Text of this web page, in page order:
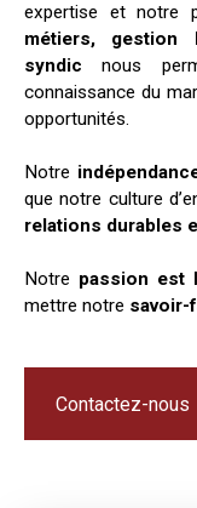
expertise et notre
métiers, gestion
syndic nous
connaissance du
opportunités.
Notre
que notre culture
relations durables
Notre passion est
mettre notre savoir-
Contactez-nous